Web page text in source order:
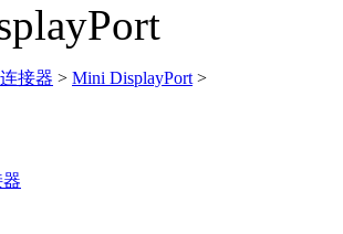
连接器 > Mini DisplayPort >